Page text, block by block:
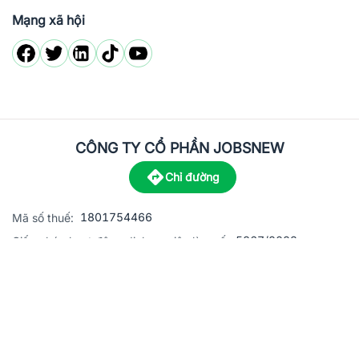
Mạng xã hội
CÔNG TY CỔ PHẦN JOBSNEW
Chỉ đường
Mã số thuế: 1801754466
Giấy phép hoạt động dịch vụ việc làm số:
5867/2023